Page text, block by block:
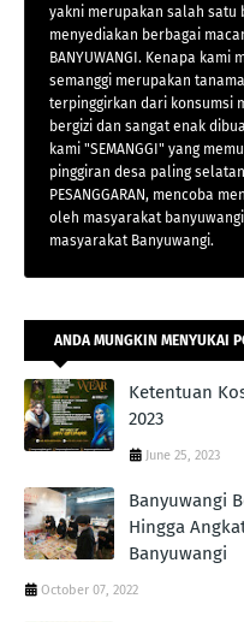
yakni merupakan salah satu
menyediakan berbagai
BANYUWANGI. Kenapa
semanggi merupakan
terpinggirkan dari konsumsi
bergizi dan sangat enak
kami "SEMANGGI" yang
pinggiran desa paling
PESANGGARAN, mencoba
oleh masyarakat
masyarakat Banyuwangi.
ANDA MUNGKIN MENYUKAI
Ketentuan
2023
June 25, 2023
Banyuwangi
Hingga
Banyuwangi
October 07, 2022